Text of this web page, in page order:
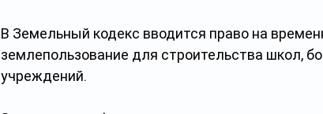
В Земельный кодекс вводится право на
землепользование для строительства школ,
учреждений.